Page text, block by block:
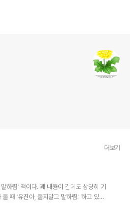
더보기
하렴' 책이다. 꽤 내용이 긴데도 상당히 기
때 '유진아, 울지말고 말하렴.' 하고 있는